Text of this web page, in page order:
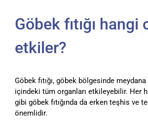
Göbek fıtığı hangi
etkiler?
Göbek fıtığı, göbek bölgesinde
içindeki tüm organları etkileyebilir. Her
gibi göbek fıtığında da erken teşhis ve
önemlidir.